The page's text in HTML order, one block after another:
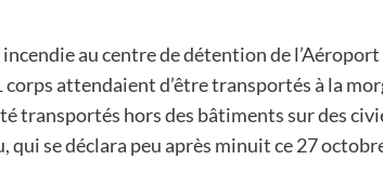
au centre de détention de
corps attendaient d’être transportés à la
transportés hors des bâtiments sur des
qui se déclara peu après minuit ce 27